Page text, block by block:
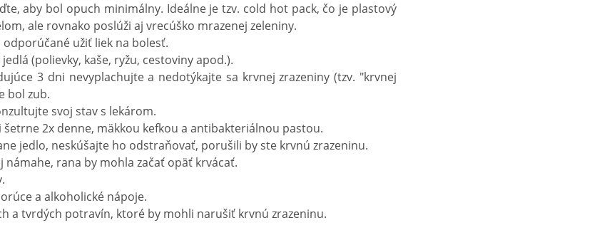
aby bol opuch minimálny. Ideálne je tzv. cold hot pack, čo je plastový
ale rovnako poslúži aj vrecúško mrazenej zeleniny.
užiť liek na bolesť.
(polievky, kaše, ryžu, cestoviny apod.).
3 dni nevyplachujte a nedotýkajte sa krvnej zrazeniny (tzv. "krvnej
bol zub.
svoj stav s lekárom.
šetrne 2x denne, mäkkou kefkou a antibakteriálnou pastou.
jedlo, neskúšajte ho odstraňovať, porušili by ste krvnú zrazeninu.
námahe, rana by mohla začať opäť krvácať.
a alkoholické nápoje.
a tvrdých potravín, ktoré by mohli narušiť krvnú zrazeninu.